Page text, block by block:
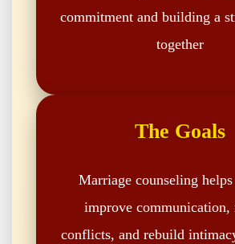
commitment and building a
together
The Goals
Marriage counseling
improve communication,
conflicts, and rebuild